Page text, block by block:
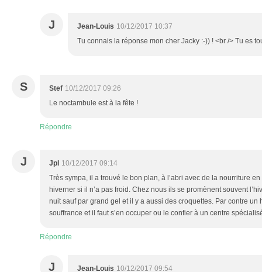
J Jean-Louis 10/12/2017 10:37
Tu connais la réponse mon cher Jacky :-)) ! <br /> Tu es
S Stef 10/12/2017 09:26
Le noctambule est à la fête !
Répondre
J Jpl 10/12/2017 09:14
Très sympa, il a trouvé le bon plan, à l’abri avec de la nourriture
hiverner si il n’a pas froid. Chez nous ils se promènent souvent
nuit sauf par grand gel et il y a aussi des croquettes. Par contre un
souffrance et il faut s’en occuper ou le confier à un centre
Répondre
J Jean-Louis 10/12/2017 09:54